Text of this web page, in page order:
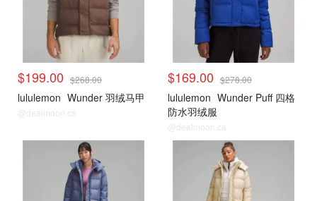
$199.00 $268.00
lululemon Wunder 羽绒马甲
@dealmoon.ca
$169.00 $278.00
lululemon Wunder Puff 四格
防水羽绒服
@dealmoon.ca
Boxing day 专区 Boxing day 专区